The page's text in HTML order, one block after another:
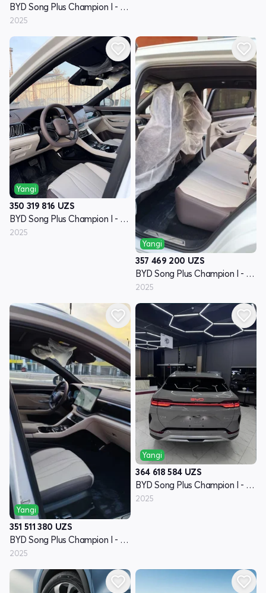
BYD Song Plus Champion I - avlod
2025
Yangi
350 319 816 UZS
BYD Song Plus Champion I - avlod
2025
Yangi
357 469 200 UZS
BYD Song Plus Champion I - avlod
2025
Yangi
351 511 380 UZS
BYD Song Plus Champion I - avlod
2025
Yangi
364 618 584 UZS
BYD Song Plus Champion I - avlod
2025